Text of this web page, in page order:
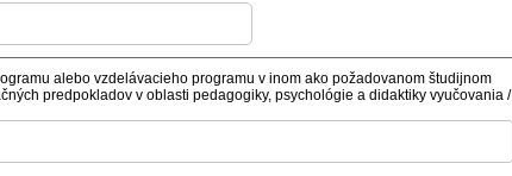
alebo vzdelávacieho programu v inom ako požadovanom študijnom
predpokladov v oblasti pedagogiky, psychológie a didaktiky vyučovania /